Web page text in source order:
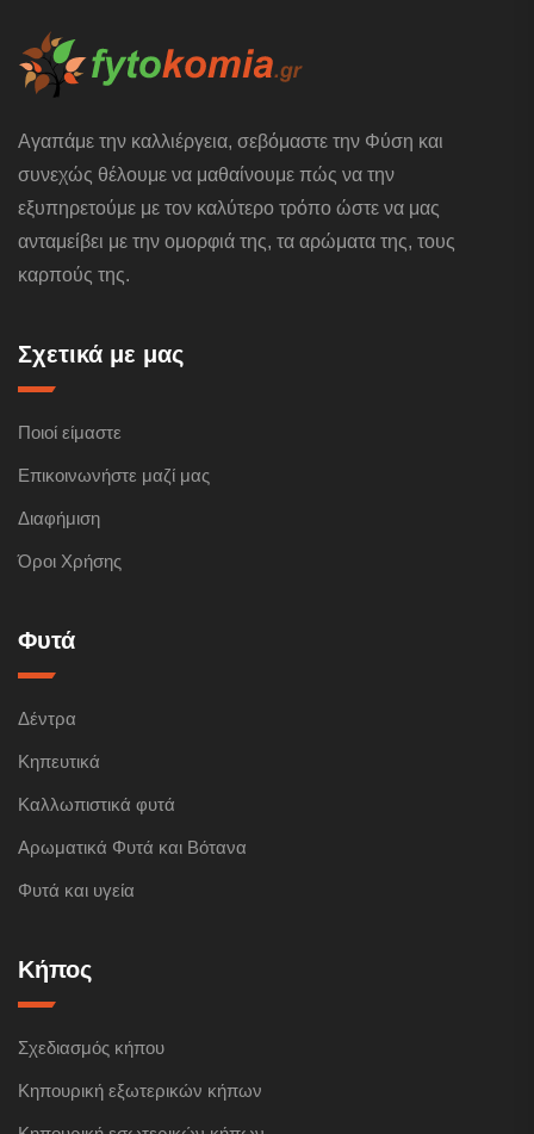
Αγαπάμε την καλλιέργεια, σεβόμαστε την Φύση και
συνεχώς θέλουμε να μαθαίνουμε πώς να την
εξυπηρετούμε με τον καλύτερο τρόπο ώστε να μας
ανταμείβει με την ομορφιά της, τα αρώματα της, τους
καρπούς της.
Σχετικά με μας
Ποιοί είμαστε
Επικοινωνήστε μαζί μας
Διαφήμιση
Όροι Χρήσης
Φυτά
Δέντρα
Κηπευτικά
Καλλωπιστικά φυτά
Αρωματικά Φυτά και Βότανα
Φυτά και υγεία
Κήπος
Σχεδιασμός κήπου
Κηπουρική εξωτερικών κήπων